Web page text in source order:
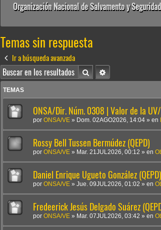
Organización Nacional de Salvamento y
Temas sin respuesta
Ir a búsqueda avanzada
BuscarBúsqueda avanzada
TEMAS
ONSA/Dir. Núm. 0308 | Valor de la
por ONSA/VE » Dom. 02AGO2026, 14:04 » en
Rossy Bell Tussen Bermúdez (QEPD)
por ONSA/VE » Mar. 21JUL2026, 00:12 » en
Daniel Enrique Ugueto González (QEPD)
por ONSA/VE » Jue. 09JUL2026, 01:02 » en
Fredeerick Jesús Delgado Suárez
por ONSA/VE » Mar. 07JUL2026, 03:42 » en